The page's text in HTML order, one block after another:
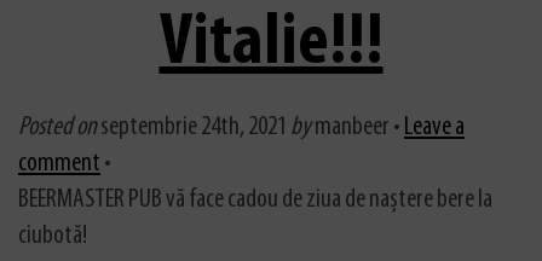
Vitalie!!!
Posted onseptembrie 24th, 2021 bymanbeer • Leave a
comment •
BEERMASTER PUB vă face cadou de ziua de naștere bere la
ciubotă!